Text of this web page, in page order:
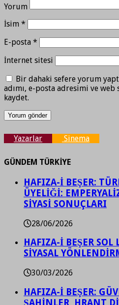
Yorum
İsim *
E-posta *
İnternet sitesi
Bir dahaki sefere yorum
adımı, e-posta adresimi ve
kaydet.
Yazarlar Sinema
GÜNDEM TÜRKİYE
HAFIZA-İ BEŞER:
ÜYELİĞİ:
SİYASİ SONUÇLARI
28/06/2026
HAFIZA-İ BEŞER
SİYASAL
30/03/2026
HAFIZA-İ BEŞER:
ŞAHİNLER, HRANT